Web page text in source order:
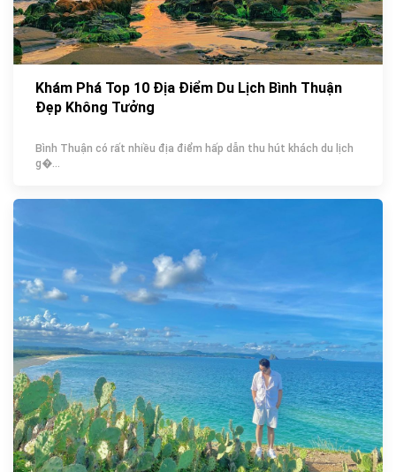
Khám Phá Top 10 Địa Điểm Du Lịch Bình Thuận
Đẹp Không Tưởng
Bình Thuận có rất nhiều địa điểm hấp dẫn thu hút khách du lịch
g�...